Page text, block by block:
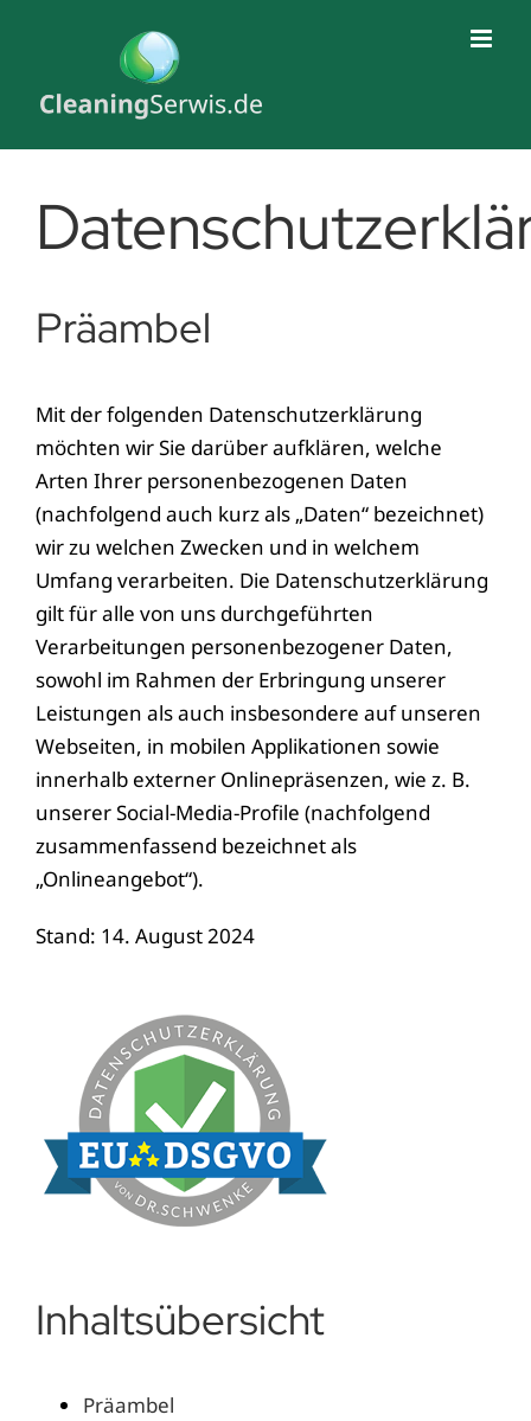
Präambel
Mit der folgenden Datenschutzerklärung
möchten wir Sie darüber aufklären, welche
Arten Ihrer personenbezogenen Daten
(nachfolgend auch kurz als „Daten“ bezeichnet)
wir zu welchen Zwecken und in welchem
Umfang verarbeiten. Die Datenschutzerklärung
gilt für alle von uns durchgeführten
Verarbeitungen personenbezogener Daten,
sowohl im Rahmen der Erbringung unserer
Leistungen als auch insbesondere auf unseren
Webseiten, in mobilen Applikationen sowie
innerhalb externer Onlinepräsenzen, wie z. B.
unserer Social-Media-Profile (nachfolgend
zusammenfassend bezeichnet als
„Onlineangebot“).
Stand: 14. August 2024
Inhaltsübersicht
Präambel